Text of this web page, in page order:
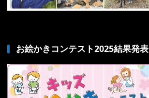
お絵かきコンテスト2025結果発表